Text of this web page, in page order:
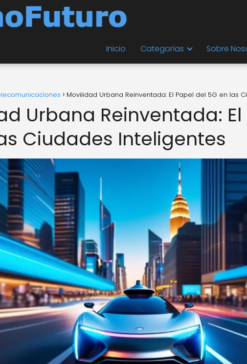
Inicio Categorías Sobre
Movilidad Urbana Reinventada: El Papel del 5G en las
Urbana Reinventada:
Ciudades Inteligentes